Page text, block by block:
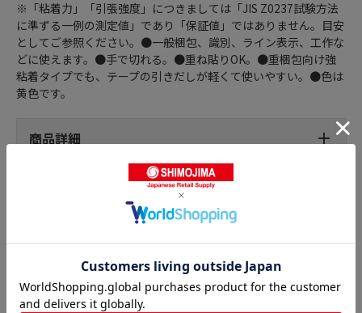
※「粘着力」「引張強度」につきましては「JIS Z0237試験方法
に準ずる一例の測定値」であり「保証値」ではありません。目安
としてご参照ください。●一般梱包、識別、ライン表示、工作な
どに使えます。●手で切れる。●重ね貼りOK。●重梱包向け強
粘着タイプでも、テープの引きだしが軽くて使いやすい。●色は
黄色です。
商品詳細
布テープの人気商品との比較